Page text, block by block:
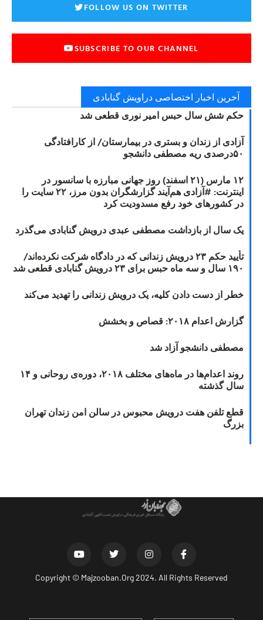
FOLLOW US ON TWITTER
SUBSCRIBE TO OUR CHANNEL
آخرین اخبار اختصاصی دراویش گنابادی
حکم شش سال حبس امیر نوری قطعی شد
آزادی از زندان و بستری در بیمارستان/ از کارافتادگی
۵۰درصدی ریه مصطفی دانشجو
۱۲ مارس (۲۱ اسفند) روز جهانی مبارزه با سانسور در
اینترنت: #آزادی هم‌آیند گزارشگران‌ بدون مرز، ۲۲ سایت را
در کشورهای خود رفع مسدودیت کرد
یک سال از بازداشت مصطفی عبدی درویش گنابادی می‌گذرد
تأیید حکم ۲۳ درویش زندانی که در دادگاه شرکت نکرده‌اند/
۱۹۰ سال و سه ماه حبس برای ۲۳ درویش گنابادی قطعی شد
خطر از دست دادن کلیه، یک درویش زندانی را تهدید می‌کند
گزارش اعدام ۲۰۱۸: قصاص و بخشش
مصطفی دانشجو آزاد شد
روند اعدام‌ها در ماه‌های مختلف ۲۰۱۸، دوره‌ی روحانی و ۱۴
سال گذشته
قطع تلفن هفت درویش محبوس در سالن امن زندان تهران
بزرگ
Copyright © Majzooban.Org2024. All Rights Reserved